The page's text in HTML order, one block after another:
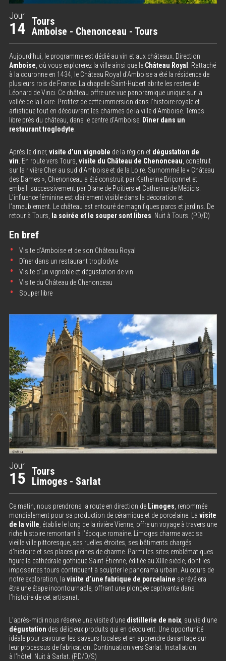
Jour
14 Tours
Amboise - Chenonceau - Tours
Aujourd’hui, le programme est dédié au vin et aux châteaux. Direction
Amboise, où vous explorerez la ville ainsi que le Château Royal . Rattaché
à la couronne en 1434, le Château Royal d’Amboise a été la résidence de
plusieurs rois de France. La chapelle Saint-Hubert abrite les restes de
Léonard de Vinci. Ce château offre une vue panoramique unique sur la
vallée de la Loire. Profitez de cette immersion dans l’histoire royale et
artistique tout en découvrant les charmes de la ville d’Amboise. Temps
libre près du château, dans le centre d’Amboise. Dîner dans un
restaurant troglodyte.
Après le diner, visite d’un vignoble de la région et dégustation de
vin. En route vers Tours, visite du Château de Chenonceau, construit
sur la rivière Cher au sud d’Amboise et de la Loire. Surnommé le « Château
des Dames », Chenonceau a été construit par Katherine Briçonnet et
embelli successivement par Diane de Poitiers et Catherine de Médicis.
L’influence féminine est clairement visible dans la décoration et
l’ameublement. Le château est entouré de magnifiques parcs et jardins. De
retour à Tours, la soirée et le souper sont libres. Nuit à Tours. (PD/D)
En bref
Visite d’Amboise et de son Château Royal
Dîner dans un restaurant troglodyte
Visite d’un vignoble et dégustation de vin
Visite du Château de Chenonceau
Souper libre
Jour
15 Tours
Limoges - Sarlat
Ce matin, nous prendrons la route en direction de Limoges , renommée
mondialement pour sa production de céramique et de porcelaine. La visite
de la ville , établie le long de la rivière Vienne, offre un voyage à travers une
riche histoire remontant à l’époque romaine. Limoges charme avec sa
vieille ville pittoresque, ses ruelles étroites, ses bâtiments chargés
d’histoire et ses places pleines de charme. Parmi les sites emblématiques
figure la cathédrale gothique Saint-Étienne, édifiée au XIIIe siècle, dont les
imposantes tours contribuent à sculpter le panorama urbain. Au cours de
notre exploration, la visite d’une fabrique de porcelaine se révélera
être une étape incontournable, offrant une plongée captivante dans
l’histoire de cet artisanat.
L’après-midi nous réserve une visite d’une distillerie de noix , suivie d’une
dégustation des délicieux produits qui en découlent. Une opportunité
idéale pour savourer les saveurs locales et en apprendre davantage sur
leur processus de fabrication. Continuation vers Sarlat. Installation
à l’hôtel. Nuit à Sarlat. (PD/D/S)